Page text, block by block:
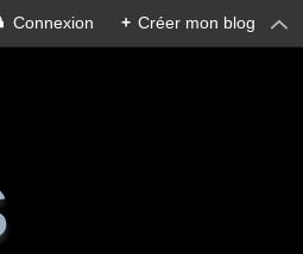
Connexion + Créer mon blog